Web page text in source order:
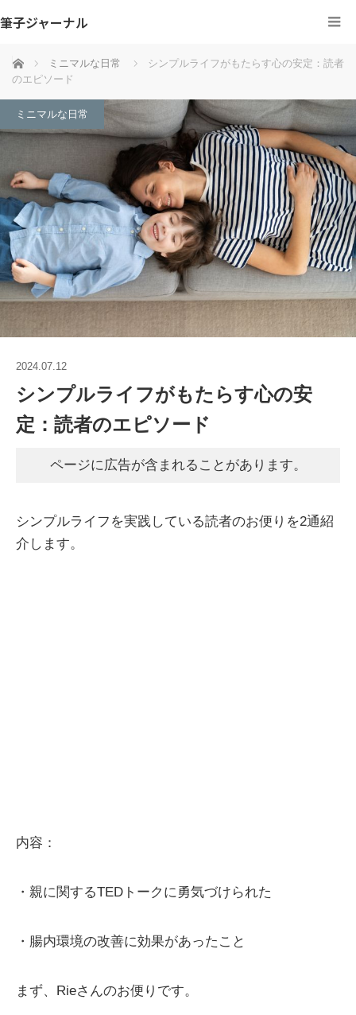
筆子ジャーナル
ホーム ミニマルな日常
シンプルライフがもたらす心の安定：読者
のエピソード
ミニマルな日常
2024.07.12
シンプルライフがもたらす心の安
定：読者のエピソード
ページに広告が含まれることがあります。
シンプルライフを実践している読者のお便りを2通紹
介します。
内容：
・親に関するTEDトークに勇気づけられた
・腸内環境の改善に効果があったこと
まず、Rieさんのお便りです。